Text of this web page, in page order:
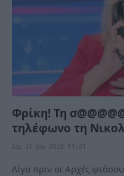
Φρίκη! Τη
τηλέφωνο τη
Σα, 31 Ιαν 2026 11:31
Λίγο πριν οι Αρχές